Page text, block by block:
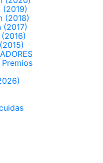
(2019)
(2018)
(2017)